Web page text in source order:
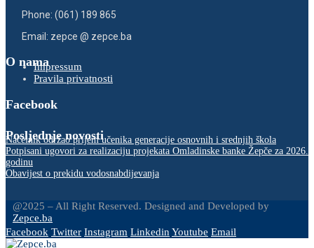
Phone: (061) 189 865
Email: zepce @ zepce.ba
O namaImpressum
Pravila privatnosti
Facebook
Posljednje novosti
Načelnik održao prijem učenika generacije osnovnih i srednjih škola
Potpisani ugovori za realizaciju projekata Omladinske banke Žepče za 2026.
godinu
Obavijest o prekidu vodosnabdijevanja
@2025 – All Right Reserved. Designed and Developed by
Zepce.ba
Facebook Twitter Instagram LinkedinYoutube Email